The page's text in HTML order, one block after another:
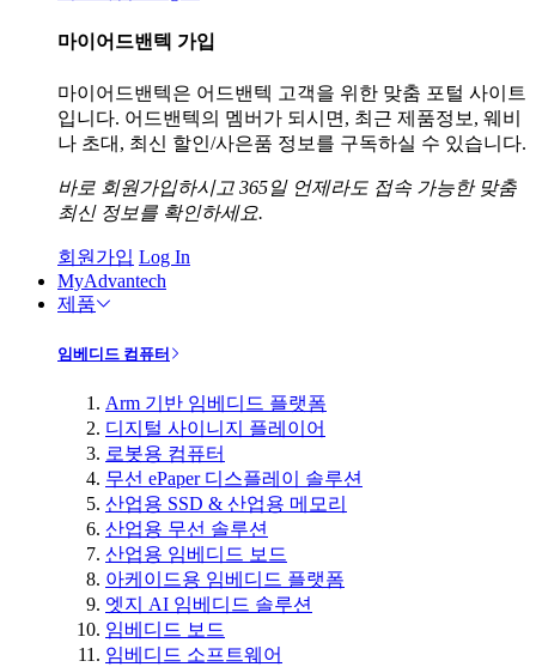
마이어드밴텍 가입
마이어드밴텍은 어드밴텍 고객을 위한 맞춤 포털 사이트
입니다. 어드밴텍의 멤버가 되시면, 최근 제품정보, 웨비
나 초대, 최신 할인/사은품 정보를 구독하실 수 있습니다.
바로 회원가입하시고 365일 언제라도 접속 가능한 맞춤
최신 정보를 확인하세요.
회원가입 Log In
MyAdvantech
제품
임베디드 컴퓨터
Arm 기반 임베디드 플랫폼
디지털 사이니지 플레이어
로봇용 컴퓨터
무선 ePaper 디스플레이 솔루션
산업용 SSD & 산업용 메모리
산업용 무선 솔루션
산업용 임베디드 보드
아케이드용 임베디드 플랫폼
엣지 AI 임베디드 솔루션
임베디드 보드
임베디드 소프트웨어